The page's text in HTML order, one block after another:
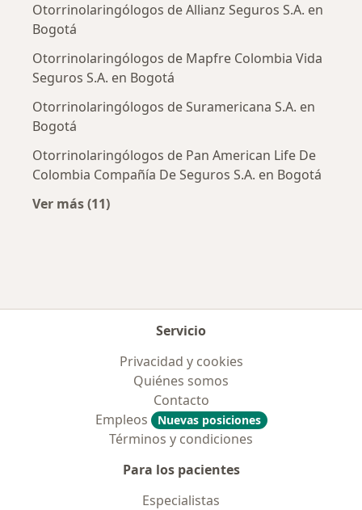
Otorrinolaringólogos de Allianz Seguros S.A. en
Bogotá
Otorrinolaringólogos de Mapfre Colombia Vida
Seguros S.A. en Bogotá
Otorrinolaringólogos de Suramericana S.A. en
Bogotá
Otorrinolaringólogos de Pan American Life De
Colombia Compañía De Seguros S.A. en Bogotá
Ver más (11)
Servicio
Privacidad y cookies
Quiénes somos
Contacto
Empleos
Nuevas posiciones
Términos y condiciones
Para los pacientes
Especialistas